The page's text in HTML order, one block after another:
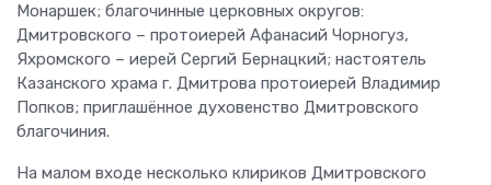
Монаршек; благочинные церковных округов:
Дмитровского – протоиерей Афанасий Чорногуз,
Яхромского – иерей Сергий Бернацкий; настоятель
Казанского храма г. Дмитрова протоиерей Владимир
Попков; приглашённое духовенство Дмитровского
благочиния.
На малом входе несколько клириков Дмитровского